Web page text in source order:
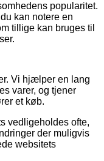
popularitet.
kan notere en
tillige kan bruges til
Vi hjælper en lang
varer, og tjener
et køb.
vedligeholdes ofte,
der muligvis
websitets